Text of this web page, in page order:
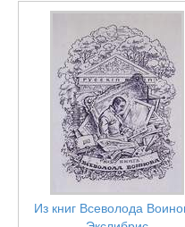
Из книг Всеволода